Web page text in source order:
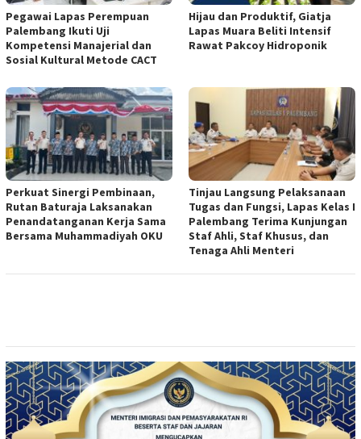
Pegawai Lapas Perempuan
Palembang Ikuti Uji
Kompetensi Manajerial dan
Sosial Kultural Metode CACT
Hijau dan Produktif, Giatja
Lapas Muara Beliti Intensif
Rawat Pakcoy Hidroponik
Perkuat Sinergi Pembinaan,
Rutan Baturaja Laksanakan
Penandatanganan Kerja Sama
Bersama Muhammadiyah OKU
Tinjau Langsung Pelaksanaan
Tugas dan Fungsi, Lapas Kelas I
Palembang Terima Kunjungan
Staf Ahli, Staf Khusus, dan
Tenaga Ahli Menteri